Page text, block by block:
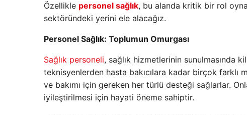
Özellikle personel sağlık, bu alanda kritik bir rol
sektöründeki yerini ele alacağız.
Personel Sağlık: Toplumun Omurgası
Sağlık personeli, sağlık hizmetlerinin sunulmasında
teknisyenlerden hasta bakıcılara kadar birçok farklı
ve bakımı için gereken her türlü desteği sağlarlar.
iyileştirilmesi için hayati öneme sahiptir.